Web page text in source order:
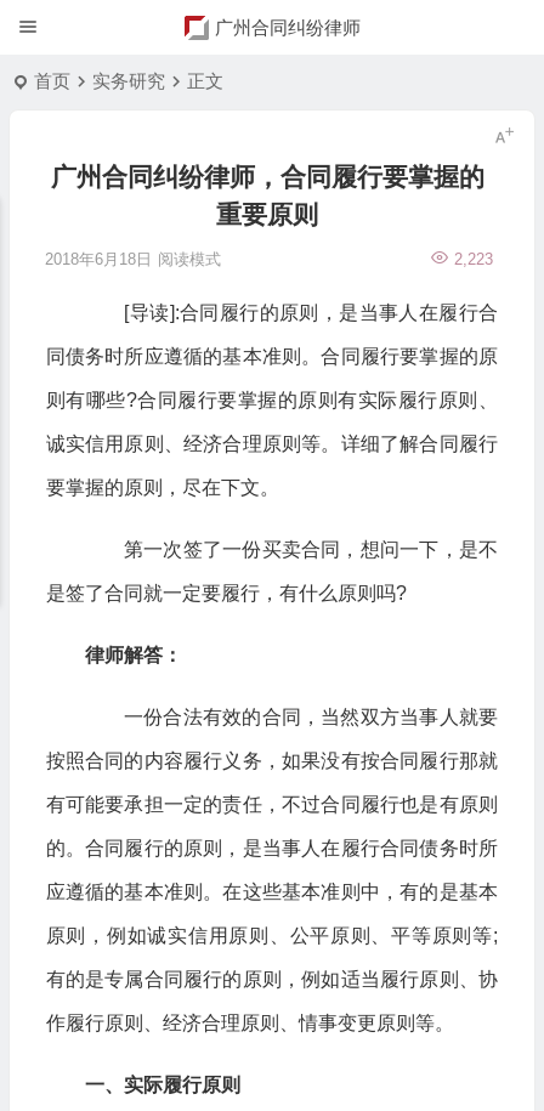
广州合同纠纷律师
首页 实务研究 正文
广州合同纠纷律师，合同履行要掌握的
重要原则
2018年6月18日 2,223
阅读模式
[导读]:合同履行的原则，是当事人在履行合
同债务时所应遵循的基本准则。合同履行要掌握的原
则有哪些?合同履行要掌握的原则有实际履行原则、
诚实信用原则、经济合理原则等。详细了解合同履行
要掌握的原则，尽在下文。
第一次签了一份买卖合同，想问一下，是不
是签了合同就一定要履行，有什么原则吗?
律师解答：
一份合法有效的合同，当然双方当事人就要
按照合同的内容履行义务，如果没有按合同履行那就
有可能要承担一定的责任，不过合同履行也是有原则
的。合同履行的原则，是当事人在履行合同债务时所
应遵循的基本准则。在这些基本准则中，有的是基本
原则，例如诚实信用原则、公平原则、平等原则等;
有的是专属合同履行的原则，例如适当履行原则、协
作履行原则、经济合理原则、情事变更原则等。
一、实际履行原则